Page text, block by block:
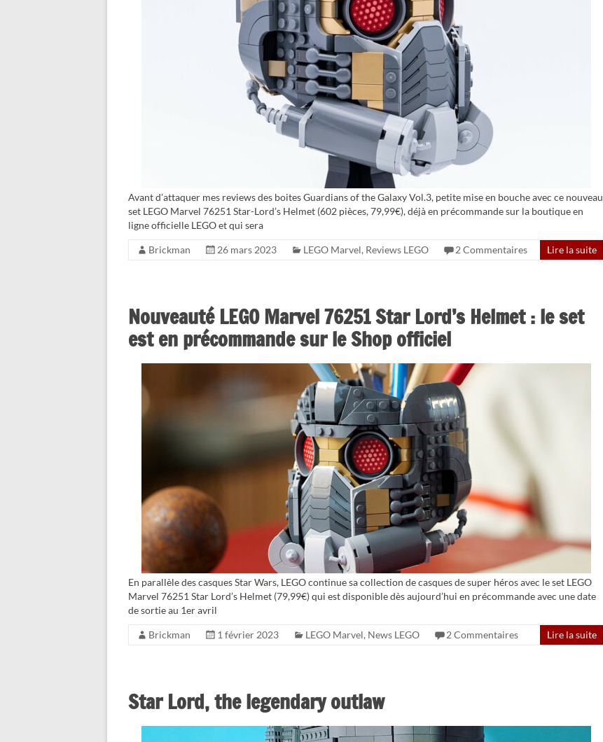
Avant d’attaquer mes reviews des boites Guardians of the Galaxy Vol.3, petite mise en bouche avec ce nouveau
set LEGO Marvel 76251 Star-Lord’s Helmet (602 pièces, 79,99€), déjà en précommande sur la boutique en
ligne officielle LEGO et qui sera
Brickman 26 mars 2023 LEGO Marvel, Reviews LEGO 2 Commentaires Lire la suite
Nouveauté LEGO Marvel 76251 Star Lord’s Helmet : le set
est en précommande sur le Shop officiel
En parallèle des casques Star Wars, LEGO continue sa collection de casques de super héros avec le set LEGO
Marvel 76251 Star Lord’s Helmet (79,99€) qui est disponible dès aujourd’hui en précommande avec une date
de sortie au 1er avril
Brickman 1 février 2023 LEGO Marvel, News LEGO 2 Commentaires Lire la suite
Star Lord, the legendary outlaw